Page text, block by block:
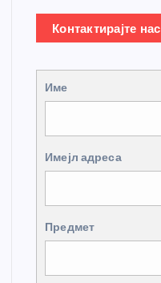
Контактирајте нас
Име
Имејл адреса
Предмет